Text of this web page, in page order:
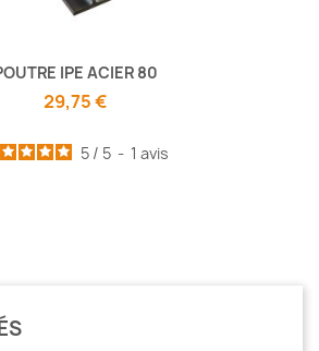
IPE ACIER 80
29,75 €
5 / 5 - 1 avis